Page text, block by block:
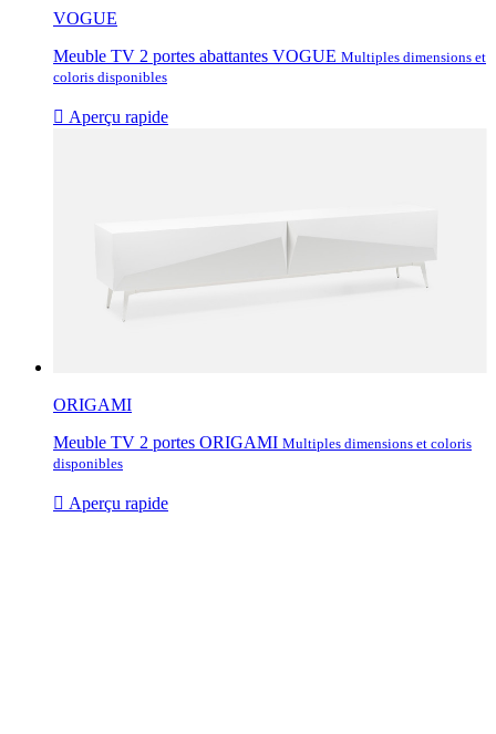
VOGUE
Meuble TV 2 portes abattantes VOGUE Multiples dimensions et
coloris disponibles
 Aperçu rapide
ORIGAMI
Meuble TV 2 portes ORIGAMI Multiples dimensions et coloris
disponibles
 Aperçu rapide